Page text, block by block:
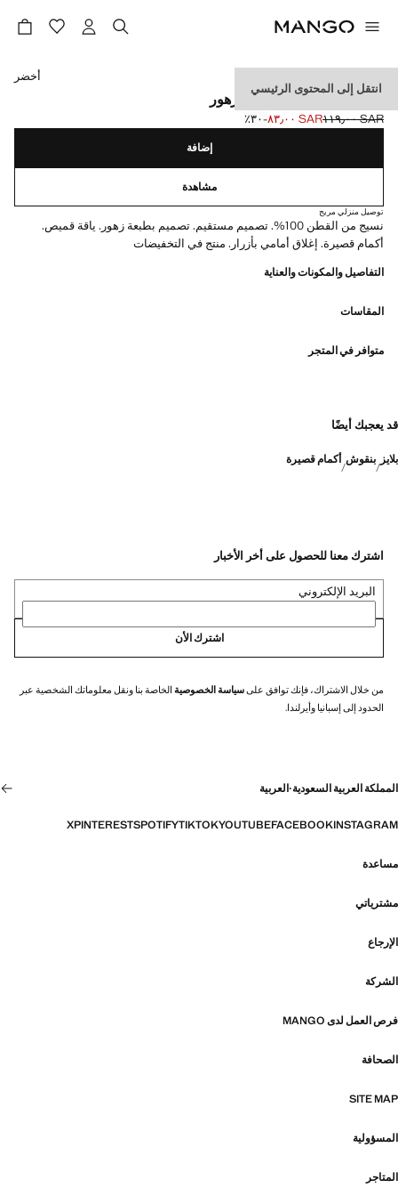
انتقل إلى المحتوى الرئيسي
قميص من القطن بنقش الزهور
السعر الأول محذوف [SAR ١١٩٫٠٠ ]
SAR ١١٩٫٠٠
السعر الحالي [SAR ٨٣٫٠٠ ]SAR ٨٣٫٠٠ ؜-٣٠٪؜
حدد اللون
أخضر
إضافة
مشاهدة
توصيل منزلي مريح
نسيج من القطن 100%. تصميم مستقيم. تصميم بطبعة زهور. ياقة قميص.
أكمام قصيرة. إغلاق أمامي بأزرار. منتج في التخفيضات
التفاصيل والمكونات والعناية
المقاسات
متوافر في المتجر
قد يعجبك أيضًا
بلايز بنقوش أكمام قصيرة
اشترك معنا للحصول على أخر الأخبار
البريد الإلكتروني
اشترك الأن
من خلال الاشتراك، فإنك توافق علىسياسة الخصوصية الخاصة بنا ونقل معلوماتك الشخصية عبر
الحدود إلى إسبانيا وأيرلندا.
المملكة العربية السعودية·العربية
INSTAGRAM
FACEBOOK
YOUTUBE
TIKTOK
SPOTIFY
PINTEREST
X
مساعدة
مشترياتي
الإرجاع
الشركة
فرص العمل لدى MANGO
الصحافة
SITE MAP
المسؤولية
المتاجر